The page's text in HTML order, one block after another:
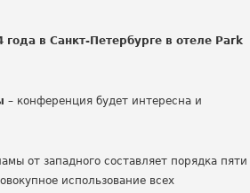
года в Санкт-Петербурге в отеле Park
– конференция будет интересна и
от западного составляет порядка пяти
использование всех